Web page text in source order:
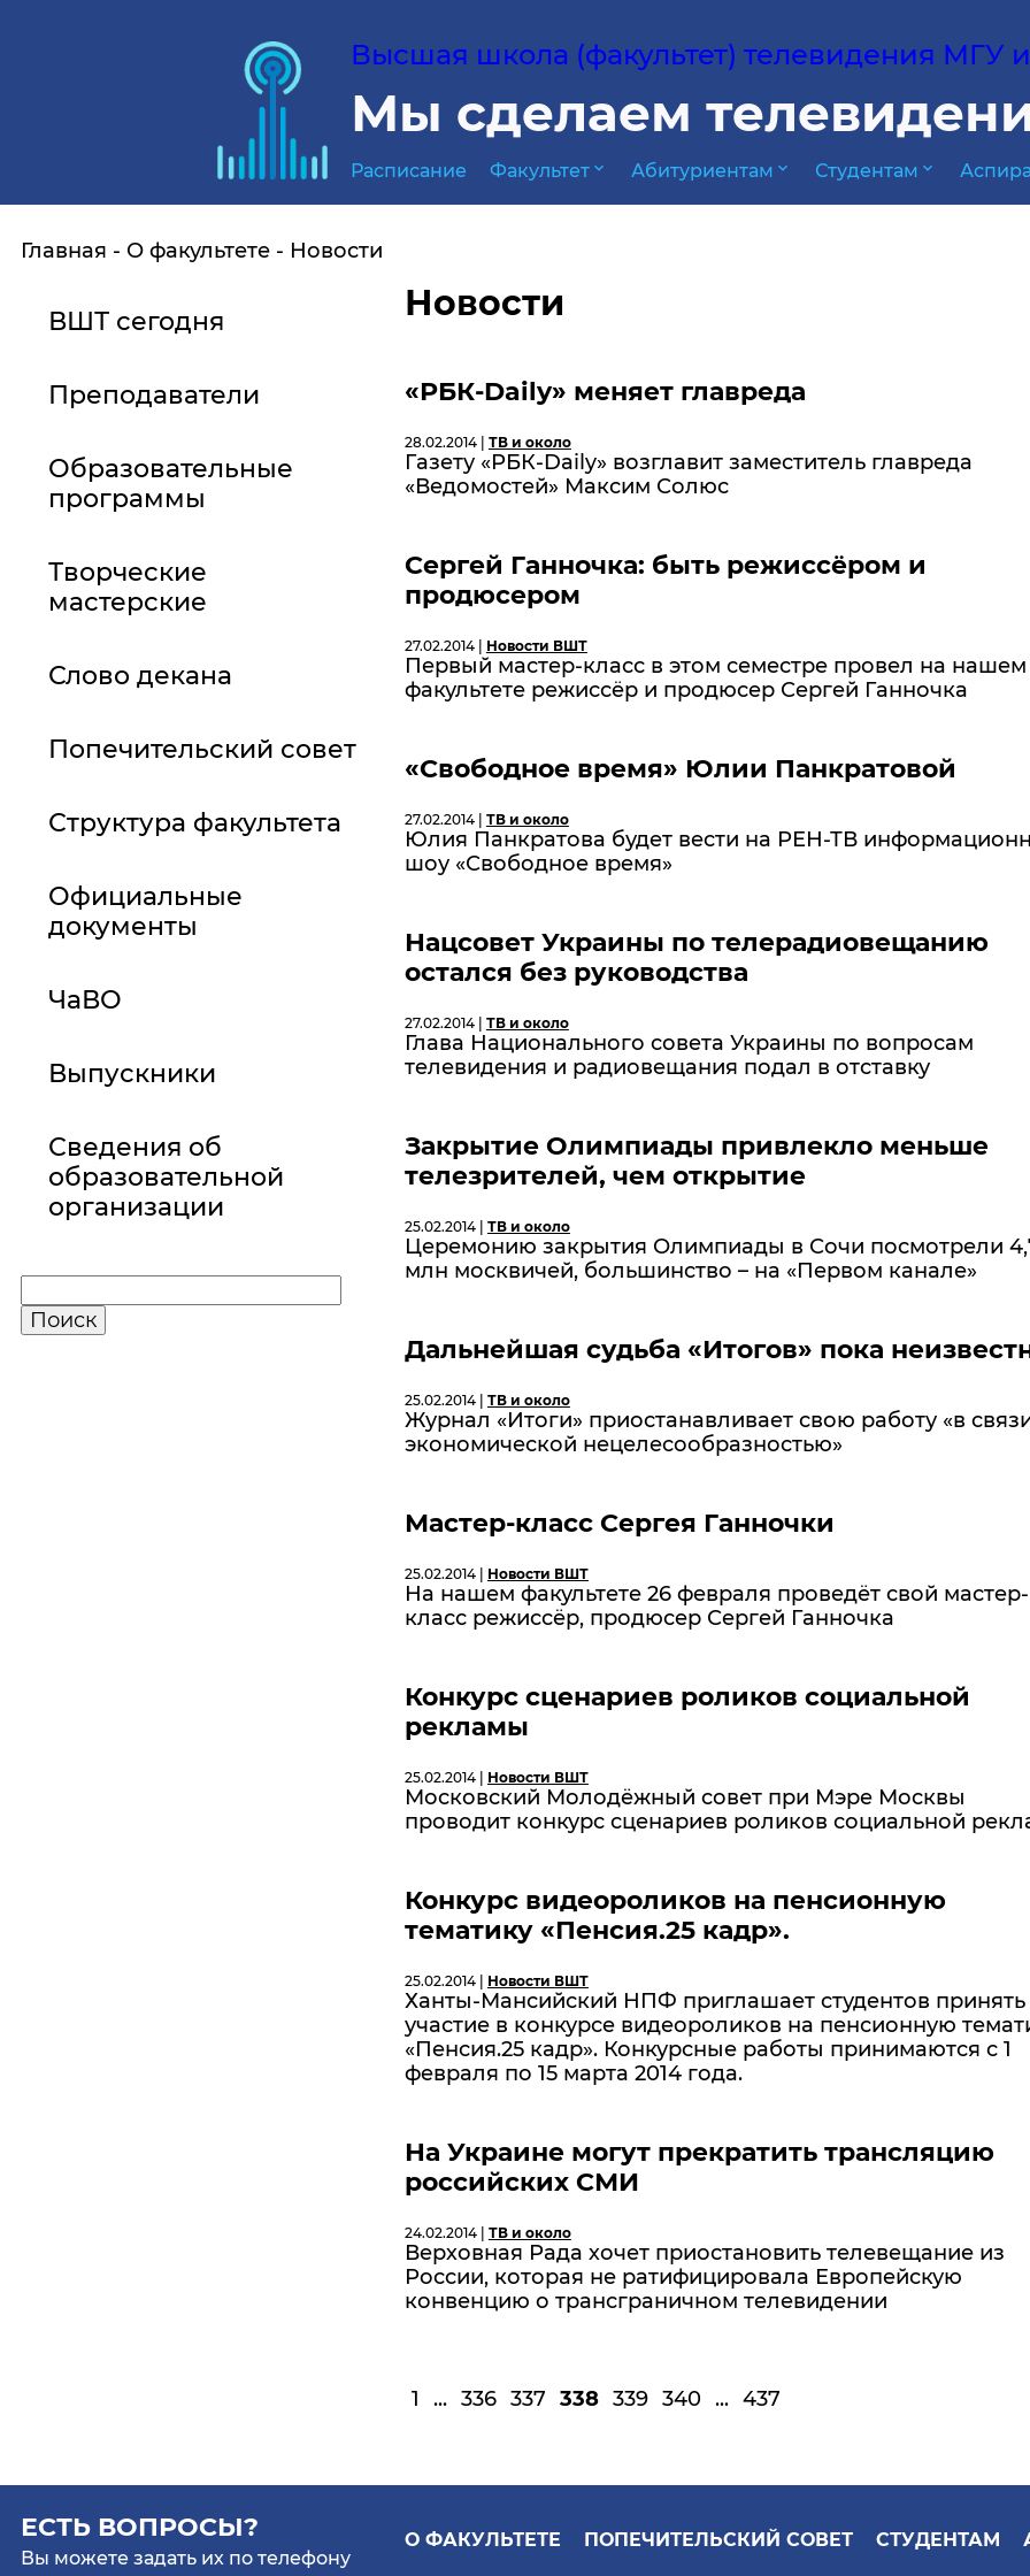
Высшая школа (факультет) телевидения МГУ
Мы сделаем
Расписание Факультет expand_more Абитуриентам expand_more Студентам expand_more
Главная О факультете Новости
ВШТ сегодня
Преподаватели
Образовательные
программы
Творческие
мастерские
Слово декана
Попечительский совет
Структура факультета
Официальные
документы
ЧаВО
Выпускники
Сведения об
образовательной
организации
Новости
«РБК-Daily» меняет главреда
28.02.2014 | ТВ и около
Газету «РБК-Daily» возглавит заместитель главреда
«Ведомостей» Максим Солюс
Сергей Ганночка: быть режиссёром и
продюсером
27.02.2014 | Новости ВШТ
Первый мастер-класс в этом семестре провел на нашем
факультете режиссёр и продюсер Сергей Ганночка
«Свободное время» Юлии Панкратовой
27.02.2014 | ТВ и около
Юлия Панкратова будет вести на РЕН-ТВ
шоу «Свободное время»
Нацсовет Украины по телерадиовещанию
остался без руководства
27.02.2014 | ТВ и около
Глава Национального совета Украины по вопросам
телевидения и радиовещания подал в отставку
Закрытие Олимпиады привлекло меньше
телезрителей, чем открытие
25.02.2014 | ТВ и около
Церемонию закрытия Олимпиады в Сочи посмотрели
млн москвичей, большинство – на «Первом канале»
Дальнейшая судьба «Итогов» пока
25.02.2014 | ТВ и около
Журнал «Итоги» приостанавливает свою работу «в
экономической нецелесообразностью»
Мастер-класс Сергея Ганночки
25.02.2014 | Новости ВШТ
На нашем факультете 26 февраля проведёт свой мастер-
класс режиссёр, продюсер Сергей Ганночка
Конкурс сценариев роликов социальной
рекламы
25.02.2014 | Новости ВШТ
Московский Молодёжный совет при Мэре Москвы
проводит конкурс сценариев роликов социальной
Конкурс видеороликов на пенсионную
тематику «Пенсия.25 кадр».
25.02.2014 | Новости ВШТ
Ханты-Мансийский НПФ приглашает студентов принять
участие в конкурсе видеороликов на пенсионную
«Пенсия.25 кадр». Конкурсные работы принимаются с 1
февраля по 15 марта 2014 года.
На Украине могут прекратить трансляцию
российских СМИ
24.02.2014 | ТВ и около
Верховная Рада хочет приостановить телевещание из
России, которая не ратифицировала Европейскую
конвенцию о трансграничном телевидении
1 ... 336 337 338 339 340 ... 437
ЕСТЬ ВОПРОСЫ?
Вы можете задать их по телефону
О ФАКУЛЬТЕТЕ ПОПЕЧИТЕЛЬСКИЙ СОВЕТ СТУДЕНТАМ